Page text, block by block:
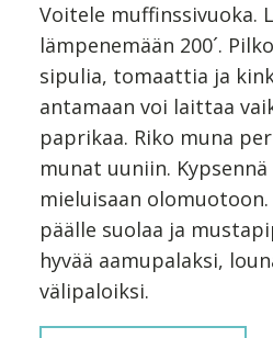
Voitele muffinssivuoka.
lämpenemään 200´.
sipulia, tomaattia ja
antamaan voi laittaa
paprikaa. Riko muna
munat uuniin.
mieluisaan
päälle suolaa ja
hyvää aamupalaksi,
välipaloiksi.